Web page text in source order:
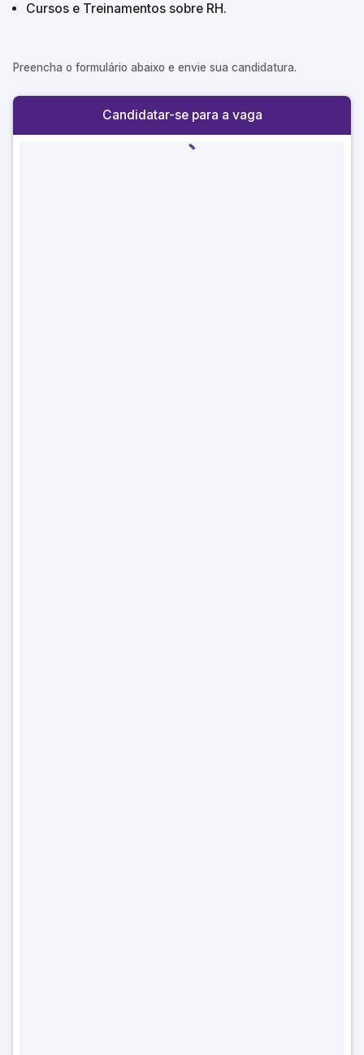
Cursos e Treinamentos sobre RH.
Preencha o formulário abaixo e envie sua candidatura.
Candidatar-se para a vaga